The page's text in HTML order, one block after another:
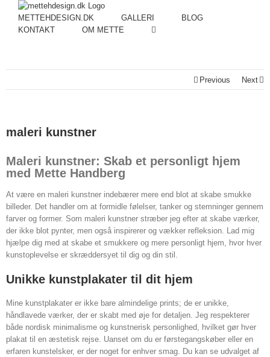
METTEHDESIGN.DK GALLERI
BLOG
KONTAKT
OM METTE
Previous Next
maleri kunstner
Maleri kunstner: Skab et personligt hjem
med Mette Handberg
At være en maleri kunstner indebærer mere end blot at skabe smukke
billeder. Det handler om at formidle følelser, tanker og stemninger gennem
farver og former. Som maleri kunstner stræber jeg efter at skabe værker,
der ikke blot pynter, men også inspirerer og vækker refleksion. Lad mig
hjælpe dig med at skabe et smukkere og mere personligt hjem, hvor hver
kunstoplevelse er skræddersyet til dig og din stil.
Unikke kunstplakater til dit hjem
Mine kunstplakater er ikke bare almindelige prints; de er unikke,
håndlavede værker, der er skabt med øje for detaljen. Jeg respekterer
både nordisk minimalisme og kunstnerisk personlighed, hvilket gør hver
plakat til en æstetisk rejse. Uanset om du er førstegangskøber eller en
erfaren kunstelsker, er der noget for enhver smag. Du kan se udvalget af